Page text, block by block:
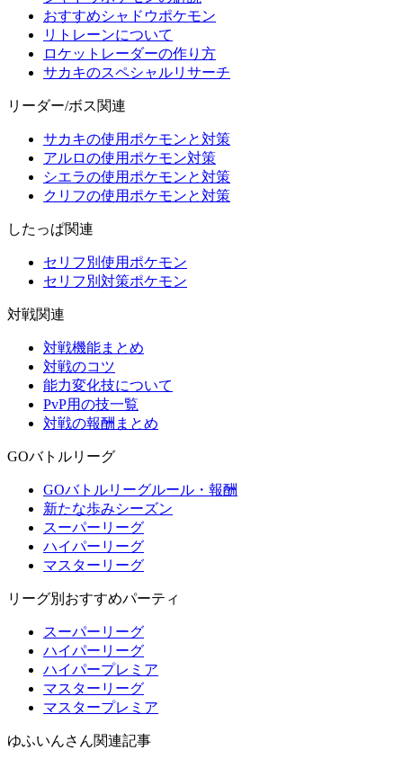
おすすめシャドウポケモン
リトレーンについて
ロケットレーダーの作り方
サカキのスペシャルリサーチ
リーダー/ボス関連
サカキの使用ポケモンと対策
アルロの使用ポケモン対策
シエラの使用ポケモンと対策
クリフの使用ポケモンと対策
したっぱ関連
セリフ別使用ポケモン
セリフ別対策ポケモン
対戦関連
対戦機能まとめ
対戦のコツ
能力変化技について
PvP用の技一覧
対戦の報酬まとめ
GOバトルリーグ
GOバトルリーグルール・報酬
新たな歩みシーズン
スーパーリーグ
ハイパーリーグ
マスターリーグ
リーグ別おすすめパーティ
スーパーリーグ
ハイパーリーグ
ハイパープレミア
マスターリーグ
マスタープレミア
ゆふいんさん関連記事